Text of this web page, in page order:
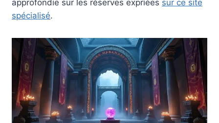
approfondie sur les réserves expriées sur ce site
spécialisé.